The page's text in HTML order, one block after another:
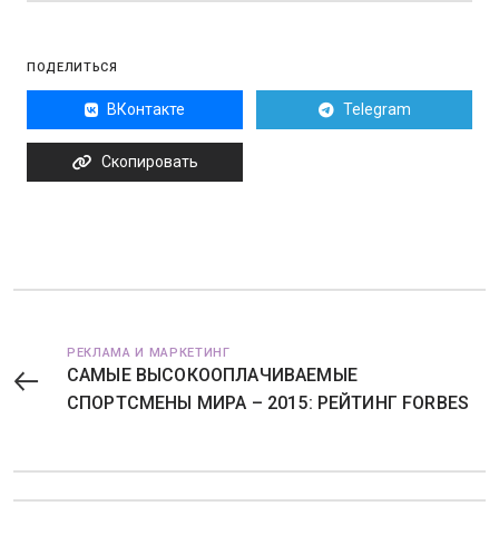
ПОДЕЛИТЬСЯ
ВКонтакте Telegram
Скопировать
РЕКЛАМА И МАРКЕТИНГ
САМЫЕ ВЫСОКООПЛАЧИВАЕМЫЕ
СПОРТСМЕНЫ МИРА – 2015: РЕЙТИНГ FORBES